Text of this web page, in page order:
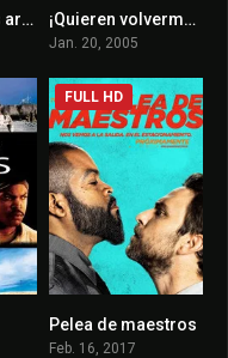
4.3Una casa patas arriba 4.8
¡Quieren volverme loco!
Jan. 20, 2005
5.6
FULL HD
Pelea de maestros
Feb. 16, 2017